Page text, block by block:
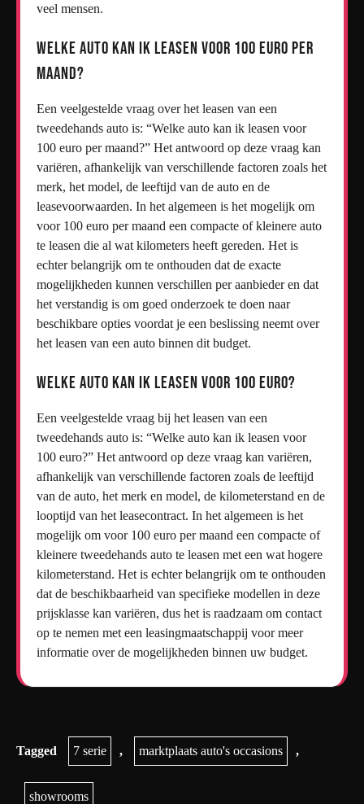
veel mensen.
Welke auto kan ik leasen voor 100 euro per
maand?
Een veelgestelde vraag over het leasen van een
tweedehands auto is: “Welke auto kan ik leasen voor
100 euro per maand?” Het antwoord op deze vraag kan
variëren, afhankelijk van verschillende factoren zoals het
merk, het model, de leeftijd van de auto en de
leasevoorwaarden. In het algemeen is het mogelijk om
voor 100 euro per maand een compacte of kleinere auto
te leasen die al wat kilometers heeft gereden. Het is
echter belangrijk om te onthouden dat de exacte
mogelijkheden kunnen verschillen per aanbieder en dat
het verstandig is om goed onderzoek te doen naar
beschikbare opties voordat je een beslissing neemt over
het leasen van een auto binnen dit budget.
Welke auto kan ik leasen voor 100 euro?
Een veelgestelde vraag bij het leasen van een
tweedehands auto is: “Welke auto kan ik leasen voor
100 euro?” Het antwoord op deze vraag kan variëren,
afhankelijk van verschillende factoren zoals de leeftijd
van de auto, het merk en model, de kilometerstand en de
looptijd van het leasecontract. In het algemeen is het
mogelijk om voor 100 euro per maand een compacte of
kleinere tweedehands auto te leasen met een wat hogere
kilometerstand. Het is echter belangrijk om te onthouden
dat de beschikbaarheid van specifieke modellen in deze
prijsklasse kan variëren, dus het is raadzaam om contact
op te nemen met een leasingmaatschappij voor meer
informatie over de mogelijkheden binnen uw budget.
Tagged 7 serie , marktplaats auto's occasions ,
showrooms